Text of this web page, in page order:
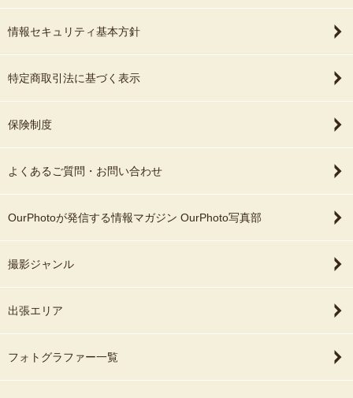
情報セキュリティ基本方針
特定商取引法に基づく表示
保険制度
よくあるご質問・お問い合わせ
OurPhotoが発信する情報マガジン OurPhoto写真部
撮影ジャンル
出張エリア
フォトグラファー一覧